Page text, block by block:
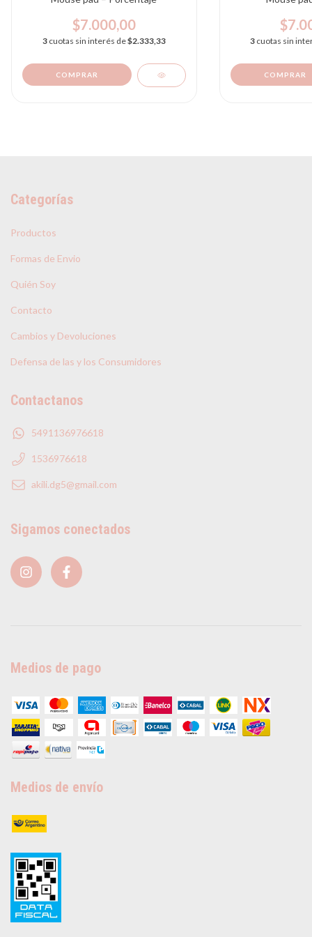
$7.000,00
3 cuotas sin interés de$2.333,33 3 cuotas sin
Categorías
Productos
Formas de Envio
Quién Soy
Contacto
Cambios y Devoluciones
Defensa de las y los Consumidores
Contactanos
5491136976618
1536976618
akili.dg5@gmail.com
Sigamos conectados
Medios de pago
Medios de envío